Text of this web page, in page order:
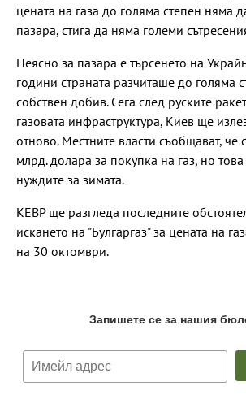
цената на газа до голяма степен няма
пазара, стига да няма големи
Неясно за пазара е търсенето на
години страната разчиташе до голяма
собствен добив. Сега след руските
газовата инфраструктура, Киев ще
отново. Местните власти съобщават, че
млрд. долара за покупка на газ, но
нуждите за зимата.
КЕВР ще разгледа последните
искането на "Булгаргаз" за цената на
на 30 октомври.